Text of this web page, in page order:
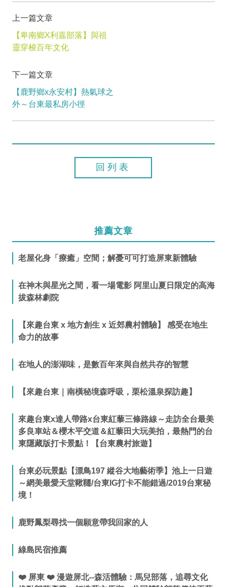
上一篇文章
【卑南鄉X利嘉部落】與祖
靈穿梭百年文化
下一篇文章
【鹿野鄉x永安村】熱氣球之
外～台東最私房小徑
回列表
推薦文章
老屋化身「療癒」空間；解憂可可打造屏東新體驗
在神木與星光之間，看一場電影 阿里山夏日限定的高海
拔森林劇院
【來趣台東 x 地方創生 x 近郊農村體驗】 感受在地生
命力的故事
在地人的澎湖味，是數百年來與自然共存的智慧
【來趣台東｜南橫秘境森呼吸，栗松溫泉探訪趣】
來趣台東x達人帶路x台東紅藜三條路線～走訪全台最美
多良車站＆櫻木平交道＆紅藜田大玩美拍，最熱門的台
東隱藏版打卡景點！【台東農村旅遊】
台東必玩景點【漂鳥197 縱谷大地藝術季】池上一日遊
～網美最愛天堂鞦韆/台東IG打卡不能錯過/2019台東秘
境！
鹿野鳳梨尋找一個願意帶我回家的人
綠島民宿推薦
❤️ 屏東 ❤️ 漫遊屏北--森活體驗：馬兒部落，追尋文化